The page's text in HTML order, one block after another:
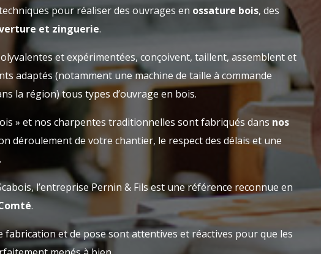
pour réaliser des ouvrages en ossature bois, des
et zinguerie.
et expérimentées, conçoivent, taillent, assemblent et
adaptés (notamment une machine de taille à commande
la région) tous types d’ouvrage en bois.
» et nos charpentes traditionnelles sont fabriqués dans nos
déroulement de votre chantier, le respect des délais et une
l’entreprise Pernin & Fils est une référence reconnue en
.
fabrication et de pose sont attentives et réactives pour que les